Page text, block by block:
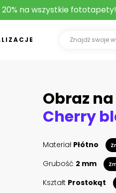
na wszystkie fototapety!
Obraz
Materiał Płótno
Grubość 2 mm
Kształt Prostokąt